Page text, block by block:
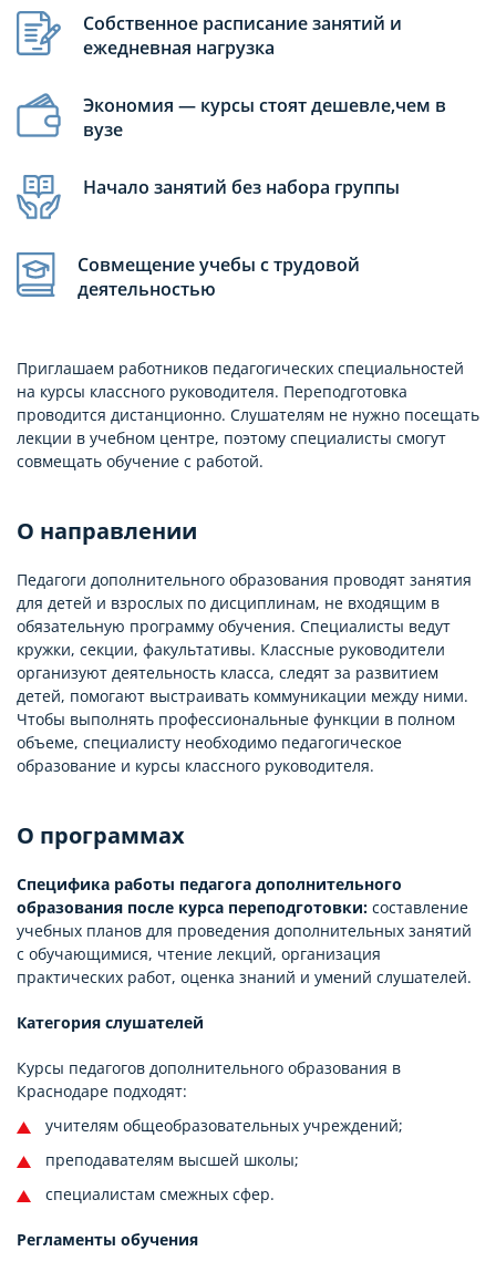
Собственное расписание занятий и
ежедневная нагрузка
Экономия — курсы стоят дешевле,чем в
вузе
Начало занятий без набора группы
Совмещение учебы с трудовой
деятельностью
Приглашаем работников педагогических специальностей
на курсы классного руководителя. Переподготовка
проводится дистанционно. Слушателям не нужно посещать
лекции в учебном центре, поэтому специалисты смогут
совмещать обучение с работой.
О направлении
Педагоги дополнительного образования проводят занятия
для детей и взрослых по дисциплинам, не входящим в
обязательную программу обучения. Специалисты ведут
кружки, секции, факультативы. Классные руководители
организуют деятельность класса, следят за развитием
детей, помогают выстраивать коммуникации между ними.
Чтобы выполнять профессиональные функции в полном
объеме, специалисту необходимо педагогическое
образование и курсы классного руководителя.
О программах
Специфика работы педагога дополнительного
образования после курса переподготовки: составление
учебных планов для проведения дополнительных занятий
с обучающимися, чтение лекций, организация
практических работ, оценка знаний и умений слушателей.
Категория слушателей
Курсы педагогов дополнительного образования в
Краснодаре подходят:
учителям общеобразовательных учреждений;
преподавателям высшей школы;
специалистам смежных сфер.
Регламенты обучения